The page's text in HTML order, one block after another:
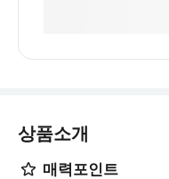
상품소개
매력포인트